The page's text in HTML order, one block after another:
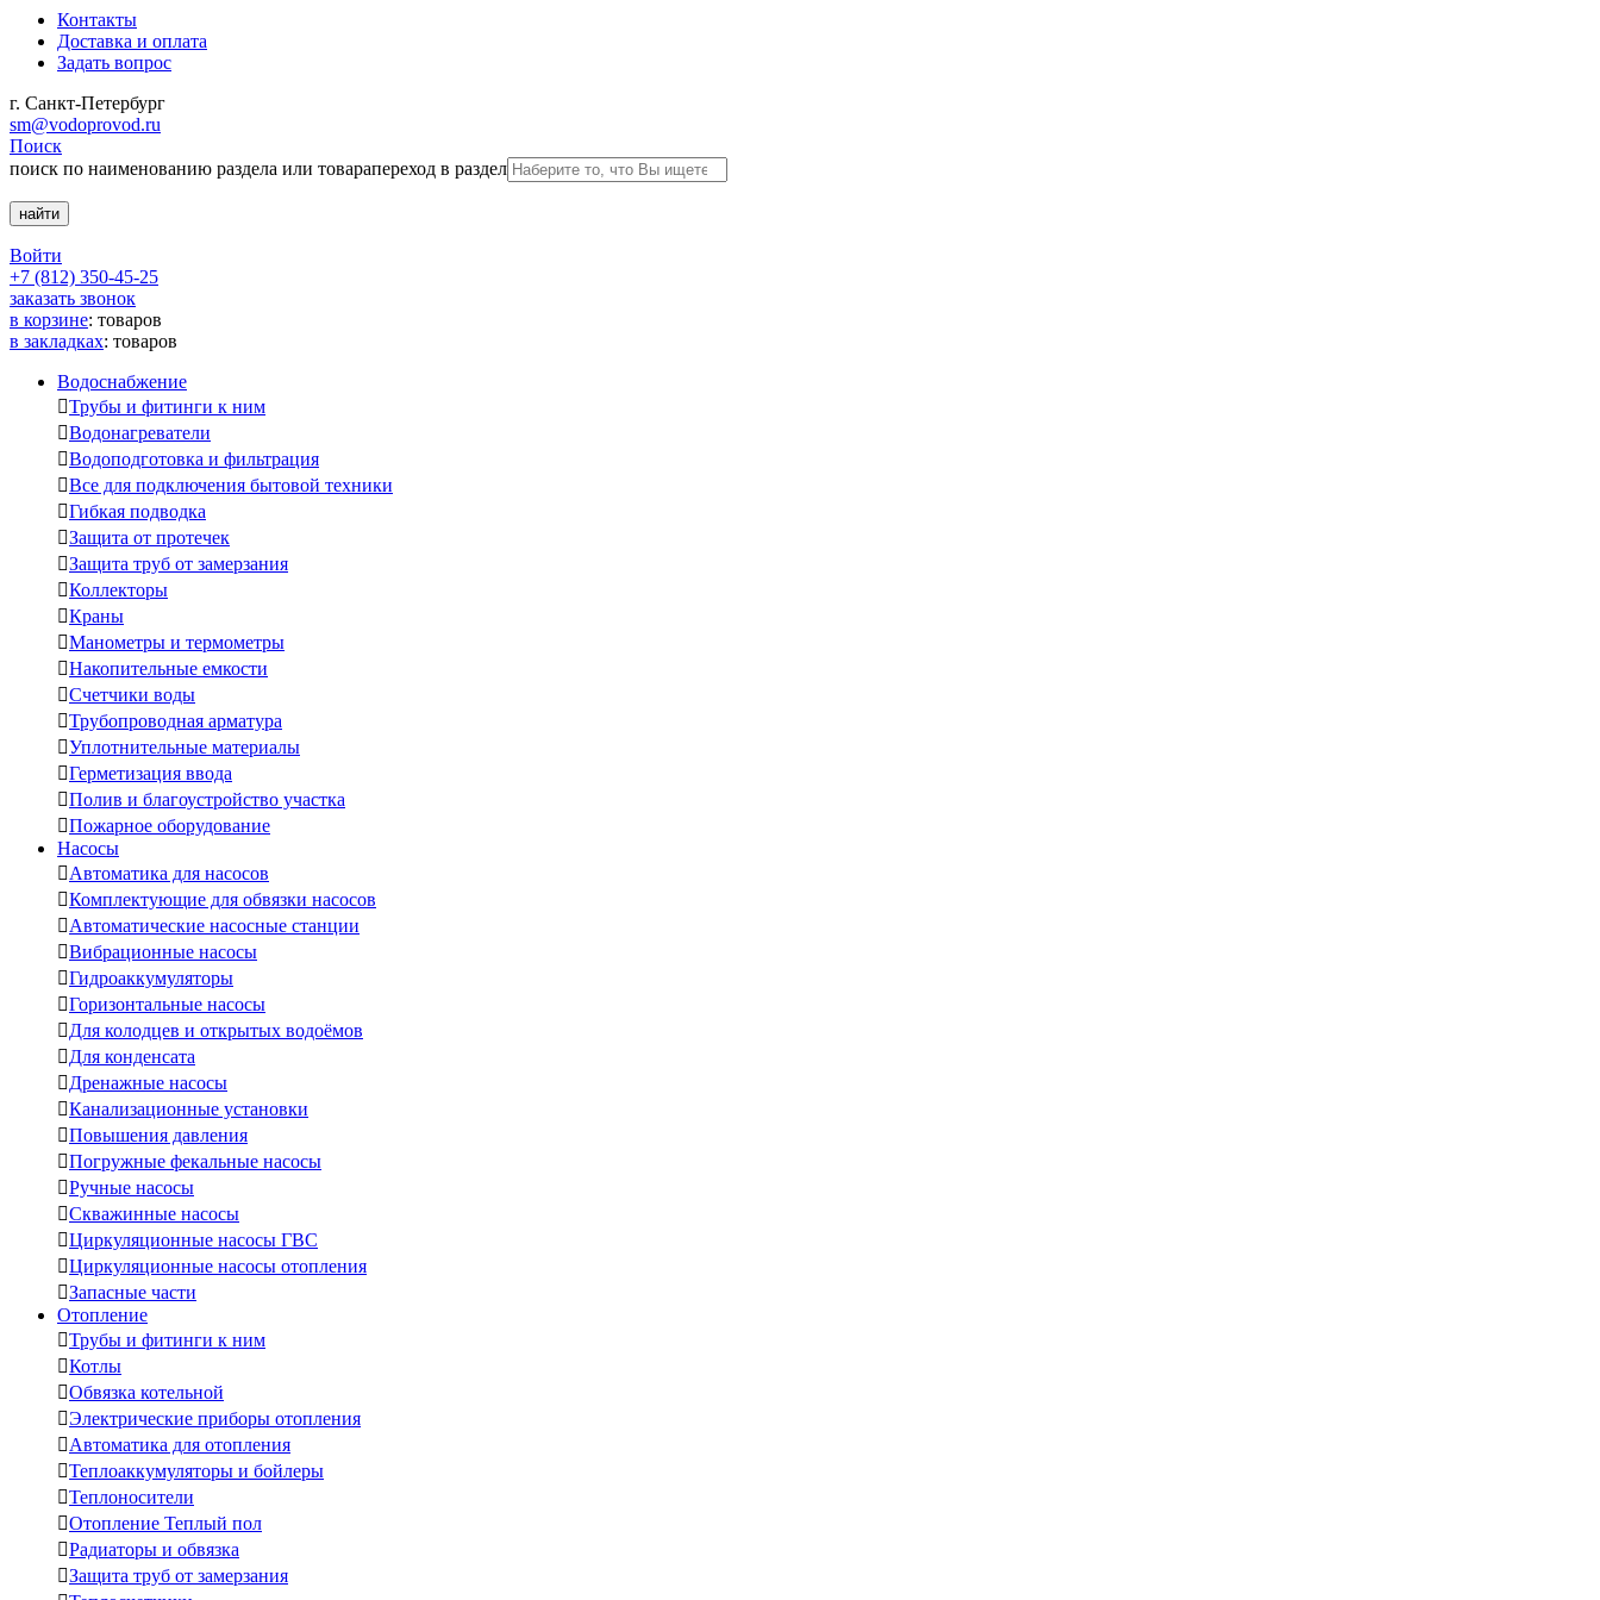
Контакты
Доставка и оплата
Задать вопрос
г. Санкт-Петербург
sm@vodoprovod.ru
Поиск
поиск по наименованию раздела или товарапереход в раздел
Войти
+7 (812) 350-45-25
заказать звонок
в корзине: товаров
в закладках: товаров
Водоснабжение
Трубы и фитинги к ним
Водонагреватели
Водоподготовка и фильтрация
Все для подключения бытовой техники
Гибкая подводка
Защита от протечек
Защита труб от замерзания
Коллекторы
Краны
Манометры и термометры
Накопительные емкости
Счетчики воды
Трубопроводная арматура
Уплотнительные материалы
Герметизация ввода
Полив и благоустройство участка
Пожарное оборудование
Насосы
Автоматика для насосов
Комплектующие для обвязки насосов
Автоматические насосные станции
Вибрационные насосы
Гидроаккумуляторы
Горизонтальные насосы
Для колодцев и открытых водоёмов
Для конденсата
Дренажные насосы
Канализационные установки
Повышения давления
Погружные фекальные насосы
Ручные насосы
Скважинные насосы
Циркуляционные насосы ГВС
Циркуляционные насосы отопления
Запасные части
Отопление
Трубы и фитинги к ним
Котлы
Обвязка котельной
Электрические приборы отопления
Автоматика для отопления
Теплоаккумуляторы и бойлеры
Теплоносители
Отопление Теплый пол
Радиаторы и обвязка
Защита труб от замерзания